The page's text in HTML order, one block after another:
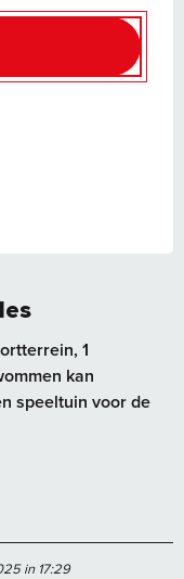
1
kan
speeltuin voor de
in 17:29